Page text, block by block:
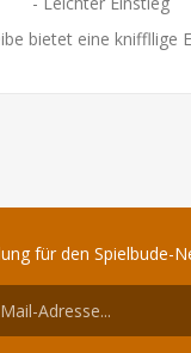
bietet eine kniffllige
für den Spielbude-